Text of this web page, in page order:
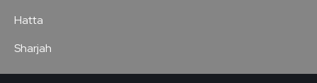
Hatta
Sharjah